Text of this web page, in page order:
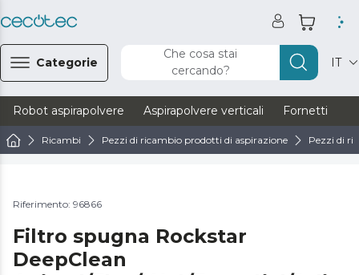
Categorie
Che cosa stai
cercando?
IT
Robot aspirapolvere Aspirapolvere verticali Fornetti
Ricambi Pezzi di ricambio prodotti di aspirazione Pezzi di
Riferimento: 96866
Filtro spugna Rockstar
DeepClean